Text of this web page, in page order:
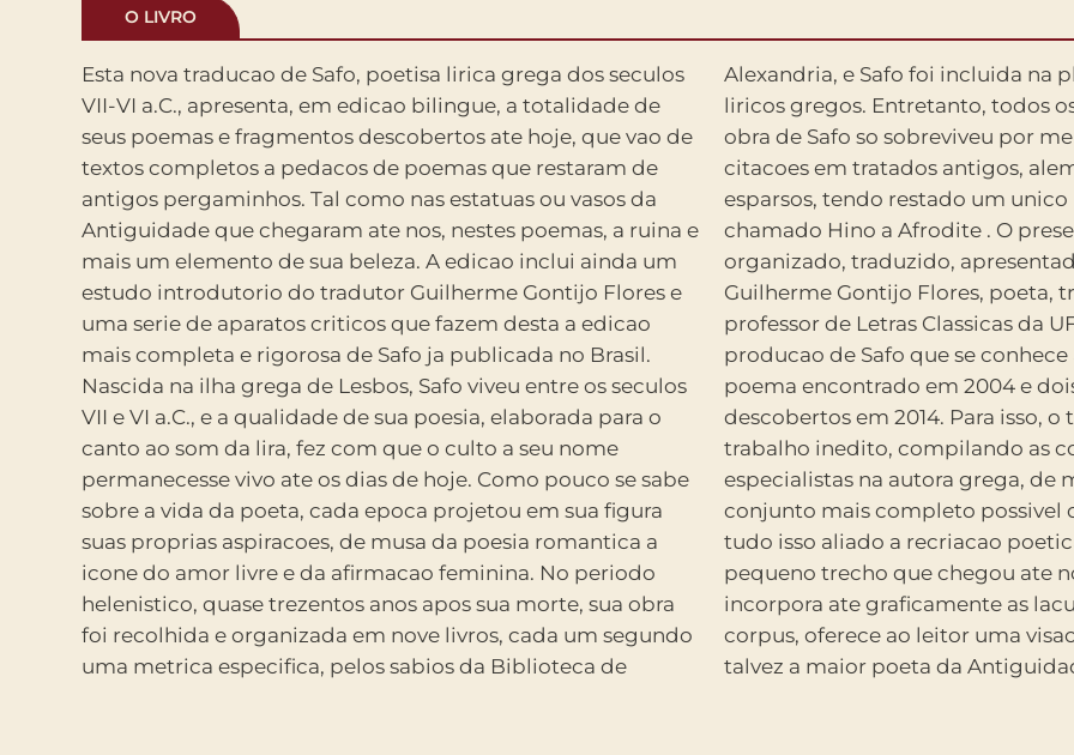
O LIVRO
Esta nova traducao de Safo, poetisa lirica grega dos seculos
VII-VI a.C., apresenta, em edicao bilingue, a totalidade de
seus poemas e fragmentos descobertos ate hoje, que vao de
textos completos a pedacos de poemas que restaram de
antigos pergaminhos. Tal como nas estatuas ou vasos da
Antiguidade que chegaram ate nos, nestes poemas, a ruina e
mais um elemento de sua beleza. A edicao inclui ainda um
estudo introdutorio do tradutor Guilherme Gontijo Flores e
uma serie de aparatos criticos que fazem desta a edicao
mais completa e rigorosa de Safo ja publicada no Brasil.
Nascida na ilha grega de Lesbos, Safo viveu entre os seculos
VII e VI a.C., e a qualidade de sua poesia, elaborada para o
canto ao som da lira, fez com que o culto a seu nome
permanecesse vivo ate os dias de hoje. Como pouco se sabe
sobre a vida da poeta, cada epoca projetou em sua figura
suas proprias aspiracoes, de musa da poesia romantica a
icone do amor livre e da afirmacao feminina. No periodo
helenistico, quase trezentos anos apos sua morte, sua obra
foi recolhida e organizada em nove livros, cada um segundo
uma metrica especifica, pelos sabios da Biblioteca de
Alexandria, e Safo foi incluida na pleiade dos maiores poetas
liricos gregos. Entretanto, todos os livros se perderam, e a
obra de Safo so sobreviveu por meio de pedacos de papiros e
citacoes em tratados antigos, alem de outros registros
esparsos, tendo restado um unico poema na integra, o
chamado Hino a Afrodite . O presente volume, bilingue,
organizado, traduzido, apresentado e anotado por
Guilherme Gontijo Flores, poeta, tradutor premiado e
professor de Letras Classicas da UFPR, reune toda a
producao de Safo que se conhece ate hoje, incluindo um
poema encontrado em 2004 e dois poemas recem-
descobertos em 2014. Para isso, o tradutor realizou um
trabalho inedito, compilando as contribuicoes dos maiores
especialistas na autora grega, de modo a produzir o
conjunto mais completo possivel dos fragmentos saficos
tudo isso aliado a recriacao poetica em alto nivel de cada
pequeno trecho que chegou ate nos. O resultado, que
incorpora ate graficamente as lacunas e os silencios desse
corpus, oferece ao leitor uma visao renovada dessa que e
talvez a maior poeta da